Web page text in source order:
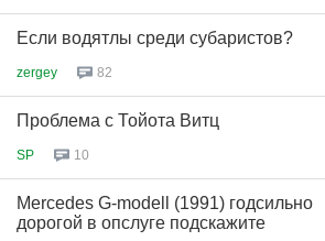
Если водятлы среди субаристов?
zergey 82
Проблема с Тойота Витц
SP 10
Mercedes G-modell (1991) годсильно
дорогой в опслуге подскажите